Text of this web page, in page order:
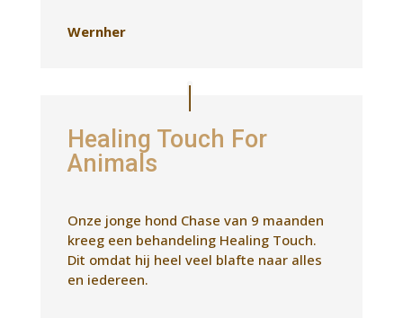
Onze jonge hond Chase van 9 maanden
Luceline had vooraf een aantal doelen
voor ons.
Door middel van concentratie en strijk